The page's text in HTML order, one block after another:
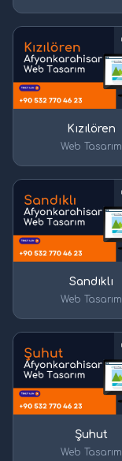
Kızılören
Web Tasarım
Sandıklı
Web Tasarım
Şuhut
Web Tasarım